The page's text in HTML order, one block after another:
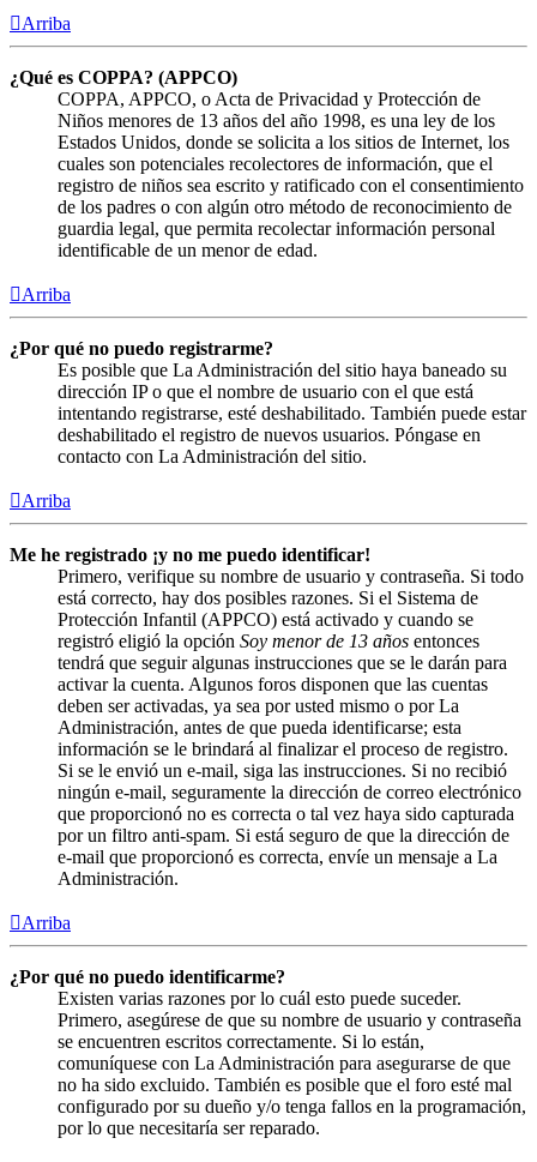
Arriba
¿Qué es COPPA? (APPCO)
COPPA, APPCO, o Acta de Privacidad y Protección de
Niños menores de 13 años del año 1998, es una ley de los
Estados Unidos, donde se solicita a los sitios de Internet, los
cuales son potenciales recolectores de información, que el
registro de niños sea escrito y ratificado con el consentimiento
de los padres o con algún otro método de reconocimiento de
guardia legal, que permita recolectar información personal
identificable de un menor de edad.
Arriba
¿Por qué no puedo registrarme?
Es posible que La Administración del sitio haya baneado su
dirección IP o que el nombre de usuario con el que está
intentando registrarse, esté deshabilitado. También puede estar
deshabilitado el registro de nuevos usuarios. Póngase en
contacto con La Administración del sitio.
Arriba
Me he registrado ¡y no me puedo identificar!
Primero, verifique su nombre de usuario y contraseña. Si todo
está correcto, hay dos posibles razones. Si el Sistema de
Protección Infantil (APPCO) está activado y cuando se
registró eligió la opción Soy menor de 13 años entonces
tendrá que seguir algunas instrucciones que se le darán para
activar la cuenta. Algunos foros disponen que las cuentas
deben ser activadas, ya sea por usted mismo o por La
Administración, antes de que pueda identificarse; esta
información se le brindará al finalizar el proceso de registro.
Si se le envió un e-mail, siga las instrucciones. Si no recibió
ningún e-mail, seguramente la dirección de correo electrónico
que proporcionó no es correcta o tal vez haya sido capturada
por un filtro anti-spam. Si está seguro de que la dirección de
e-mail que proporcionó es correcta, envíe un mensaje a La
Administración.
Arriba
¿Por qué no puedo identificarme?
Existen varias razones por lo cuál esto puede suceder.
Primero, asegúrese de que su nombre de usuario y contraseña
se encuentren escritos correctamente. Si lo están,
comuníquese con La Administración para asegurarse de que
no ha sido excluido. También es posible que el foro esté mal
configurado por su dueño y/o tenga fallos en la programación,
por lo que necesitaría ser reparado.